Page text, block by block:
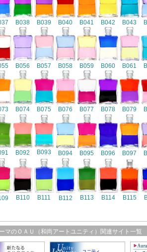
B038 B039 B040 B041 B042 B043
B056 B057 B058 B059 B060 B061
B074 B075 B076 B077 B078 B079
B092 B093 B094 B095 B096 B097
B110 B111 B112 B113 B114 B115
マのＯＡＵ（和尚アートユニティ）関連サイト一覧